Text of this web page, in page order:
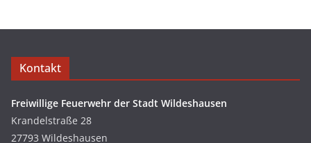
Kontakt
Freiwillige Feuerwehr der Stadt Wildeshausen
Krandelstraße 28
27793 Wildeshausen